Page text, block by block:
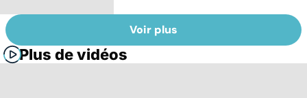
Voir plus
Plus de vidéos